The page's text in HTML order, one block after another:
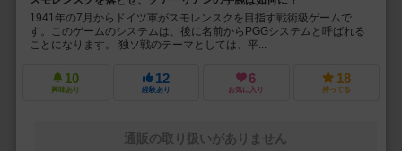
1941年の7月からドイツ軍がスモレンスクを目指す戦術級ゲームで
す。このゲームのシステムは、後に名前からPGGシステムと呼ばれる
ことになります。 独ソ戦のテーマとしては、平...
10
興味あり
12
経験あり
6
お気に入り
18
持ってる
通販の取り扱いがありません